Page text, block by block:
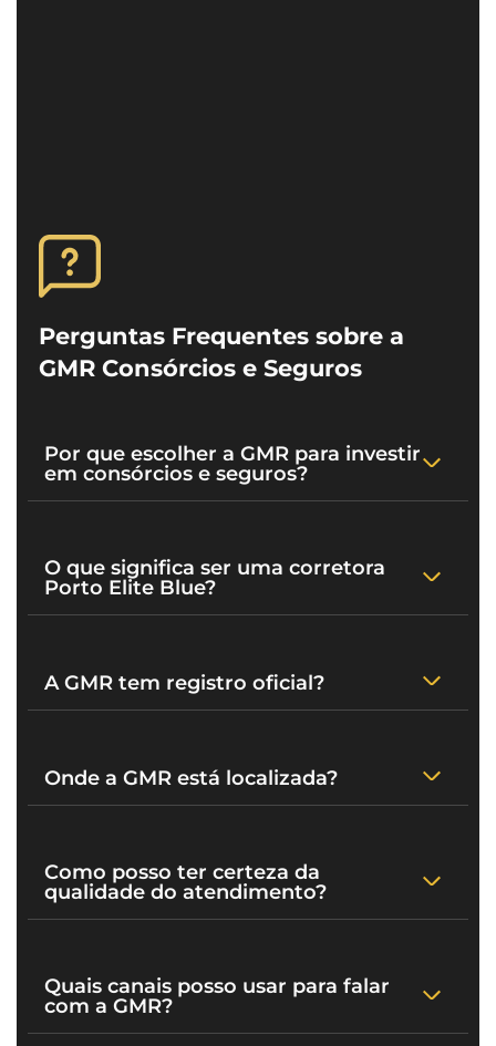
Perguntas Frequentes sobre a
GMR Consórcios e Seguros
Por que escolher a GMR para investir
em consórcios e seguros?
O que significa ser uma corretora
Porto Elite Blue?
A GMR tem registro oficial?
Onde a GMR está localizada?
Como posso ter certeza da
qualidade do atendimento?
Quais canais posso usar para falar
com a GMR?